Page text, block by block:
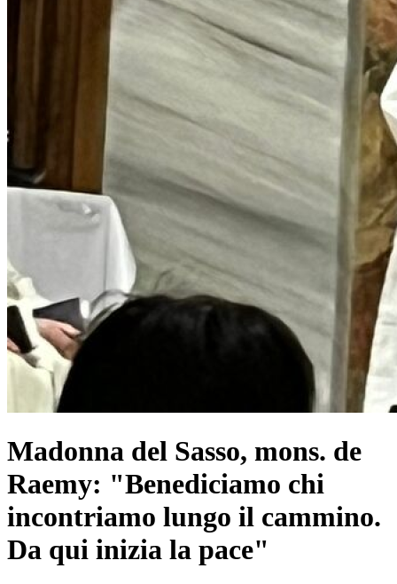
Madonna del Sasso, mons. de
Raemy: "Benediciamo chi
incontriamo lungo il cammino.
Da qui inizia la pace"